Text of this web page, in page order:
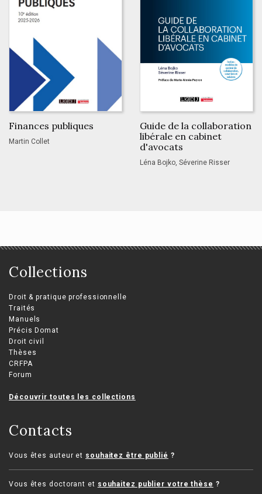
Finances publiques
Martin Collet
Guide de la collaboration
libérale en cabinet
d'avocats
Léna Bojko, Séverine Risser
Collections
Droit & pratique professionnelle
Traités
Manuels
Précis Domat
Droit civil
Thèses
CRFPA
Forum
Découvrir toutes les collections
Contacts
Vous êtes auteur et souhaitez être publié ?
Vous êtes doctorant et souhaitez publier votre thèse ?